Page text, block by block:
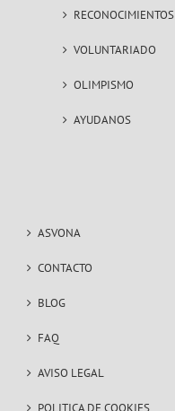
RECONOCIMIENTOS
VOLUNTARIADO
OLIMPISMO
AYUDANOS
ASVONA
CONTACTO
BLOG
FAQ
AVISO LEGAL
POLITICA DE COOKIES